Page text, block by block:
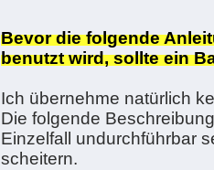
Bevor die folgende
benutzt wird, sollte ein
Ich übernehme natürlich
Die folgende
Einzelfall undurchführbar
scheitern.